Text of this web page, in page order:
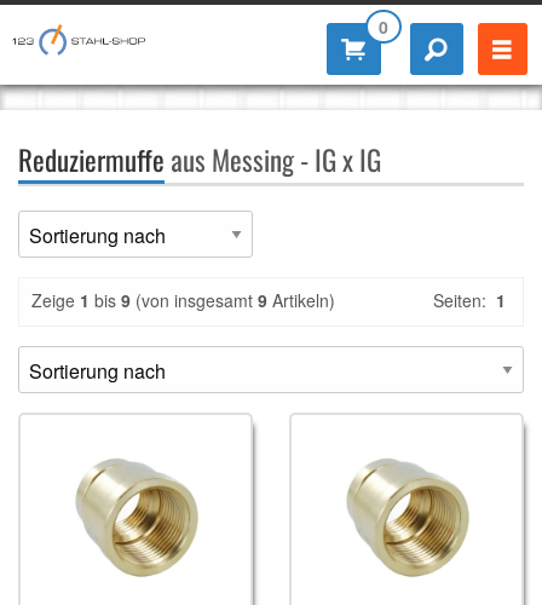
0
Reduziermuffe aus Messing - IG x IG
Zeige 1 bis 9 (von insgesamt 9 Artikeln) Seiten: 1